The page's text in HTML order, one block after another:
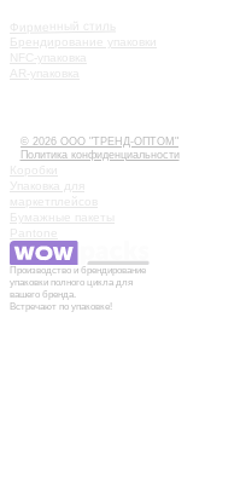
Фирменный стиль
Брендирование упаковки
NFC-упаковка
AR-упаковка
© 2026 ООО "ТРЕНД-ОПТОМ"
Политика конфиденциальности
Коробки
Упаковка для
маркетплейсов
Бумажные пакеты
Pantone
Производство и брендирование
упаковки полного цикла для
вашего бренда.
Встречают по упаковке!